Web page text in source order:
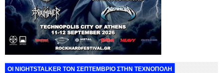
ΟΙ NIGHTSTALKER ΤΟΝ ΣΕΠΤΕΜΒΡΙΟ ΣΤΗΝ ΤΕΧΝΟΠΟΛΗ